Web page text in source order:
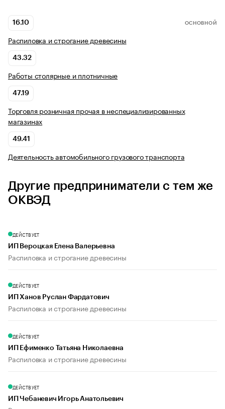
16.10 ОСНОВНОЙ
Распиловка и строгание древесины
43.32
Работы столярные и плотничные
47.19
Торговля розничная прочая в неспециализированных
магазинах
49.41
Деятельность автомобильного грузового транспорта
Другие предприниматели с тем же
ОКВЭД
ДЕЙСТВУЕТ
ИП Вероцкая Елена Валерьевна
Распиловка и строгание древесины
ДЕЙСТВУЕТ
ИП Ханов Руслан Фардатович
Распиловка и строгание древесины
ДЕЙСТВУЕТ
ИП Ефименко Татьяна Николаевна
Распиловка и строгание древесины
ДЕЙСТВУЕТ
ИП Чебаневич Игорь Анатольевич